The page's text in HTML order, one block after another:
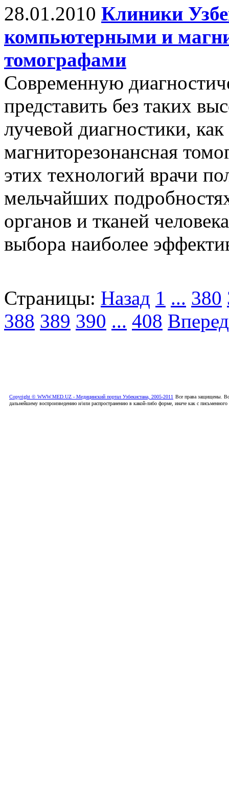
28.01.2010 Клиники
компьютерными и
томографами
Современную
представить без таких
лучевой диагностики,
магниторезонансная
этих технологий врачи
мельчайших
органов и тканей
выбора наиболее
Страницы: Назад 1 ... 380
388 389 390 ... 408 Вперед
Copyright © WWW.MED.UZ - Медицинский портал Узбекистана, 2005-2011 Все права защищены.
дальнейшему воспроизведению и/или распространению в какой-либо форме, иначе как с